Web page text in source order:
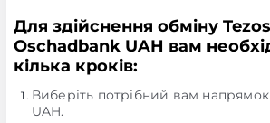
Для здійснення обміну
Oschadbank UAH вам
кілька кроків:
Виберіть потрібний вам напрямок
UAH.